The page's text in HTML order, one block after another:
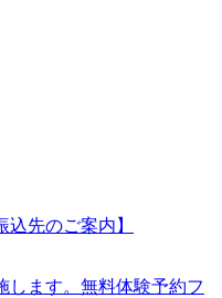
込先のご案内】
します。無料体験予約フ